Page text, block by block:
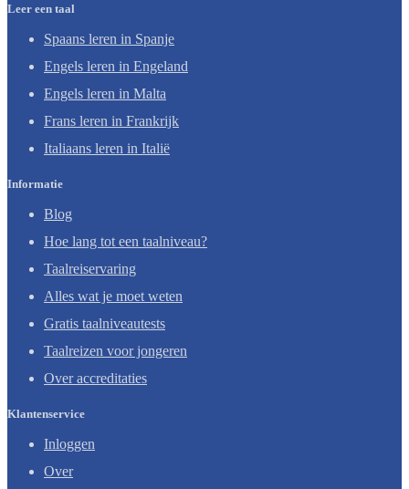
Leer een taal
Spaans leren in Spanje
Engels leren in Engeland
Engels leren in Malta
Frans leren in Frankrijk
Italiaans leren in Italië
Informatie
Blog
Hoe lang tot een taalniveau?
Taalreiservaring
Alles wat je moet weten
Gratis taalniveautests
Taalreizen voor jongeren
Over accreditaties
Klantenservice
Inloggen
Over